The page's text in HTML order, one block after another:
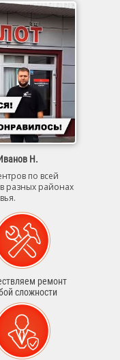
Н.
по всей
в разных районах
ремонт
сложности